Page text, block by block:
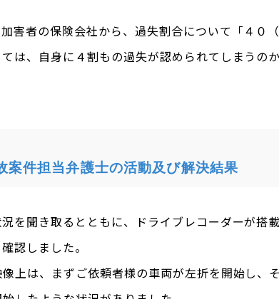
害者の保険会社から、過失割合について「４０
は、自身に４割もの過失が認められてしまうの
案件担当弁護士の活動及び解決結果
を聞き取るとともに、ドライブレコーダーが搭
認しました。
上は、まずご依頼者様の車両が左折を開始し、